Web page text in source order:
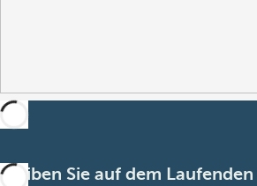
Bleiben Sie auf dem